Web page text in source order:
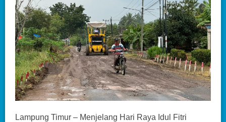
Lampung Timur – Menjelang Hari Raya Idul Fitri